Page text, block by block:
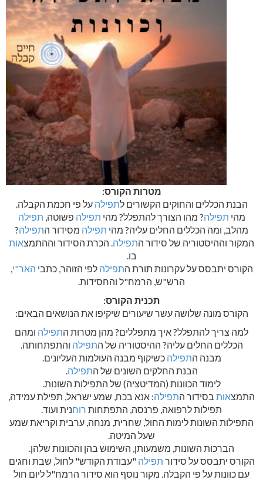
מטרות הקורס:
הבנת הכללים והחוקים הקשורים לתפילה על פי חכמת הקבלה.
מהי תפילה? מהו הצורך להתפלל? מהי תפילה פשוטה, תפילה
מהלב, ומה הכללים החלים עליה? מהי תפילה מסידור התפילה?
המקור וההיסטוריה של סידור התפילה. הכרת הסידור וההתמצאות
בו.
הקורס יתבסס על עקרונות תורת התפילה לפי הזוהר, כתבי האר"י,
הרש"ש, הרמח"ל והחסידות.
תכנית הקורס:
הקורס מונה שלושה עשר שיעורים שיקיפו את הנושאים הבאים:
למה צריך להתפלל? איך מתפללים? מהן מטרות התפילה ומהם
הכללים החלים עליה? ההיסטוריה של התפילה והתפתחותה.
מבנה התפילה כשיקוף מבנה העולמות העליונים.
הבנת החלקים השונים של התפילה.
לימוד הכוונות (המדיטציה) של התפילות השונות.
התמצאות בסידור התפילה: אנא בכח, שמע ישראל, תפילת עמידה,
תפילות לרפואה, פרנסה, התפתחות רוחנית ועוד.
התפילות השונות לימות החול, שחרית, מנחה, ערבית וקריאת שמע
שעל המיטה.
הברכות השונות, משמעותן, השימוש בהן והכוונות שלהן.
הקורס יתבסס על סידור תפילה "עבודת הקודש" לחול, שבת וחגים
עם כוונות על פי הקבלה. מקור נוסף הוא סידור הרמח"ל ליום חול